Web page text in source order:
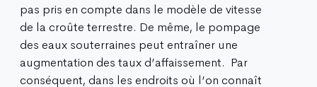
pas pris en compte dans le modèle de vitesse
de la croûte terrestre. De même, le pompage
des eaux souterraines peut entraîner une
augmentation des taux d’affaissement. Par
conséquent, dans les endroits où l’on connaît